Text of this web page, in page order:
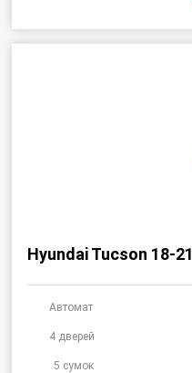
Hyundai Tucson 18-21
Автомат
4 дверей
5 сумок